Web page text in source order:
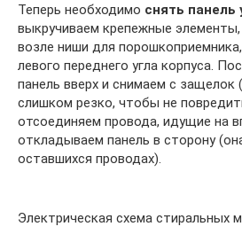
Теперь необходимо снять панель
выкручиваем крепежные
возле ниши для
левого переднего угла корпуса.
панель вверх и снимаем с защелок
слишком резко, чтобы не
отсоединяем провода, идущие на
откладываем панель в сторону
оставшихся проводах).
Электрическая схема стиральных